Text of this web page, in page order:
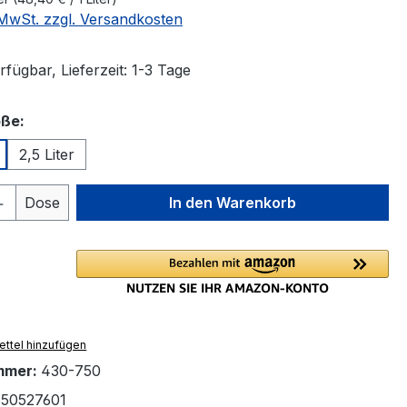
zzgl. Versandkosten
Lieferzeit: 1-3 Tage
2,5 Liter
Anzahl: Gib den gewünschten Wert
Dose In den Warenkorb
hinzufügen
430-750